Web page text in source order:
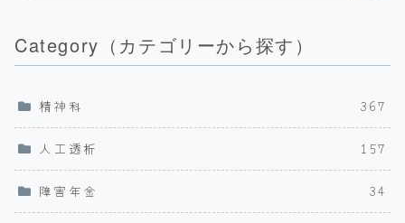
Category（カテゴリーから探す）
精神科 367
人工透析 157
障害年金 34